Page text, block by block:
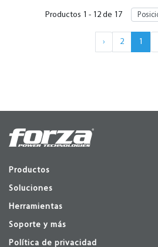
Productos 1 - 12 de 17
1
2
›
Productos
Soluciones
Herramientas
Soporte y más
Política de privacidad